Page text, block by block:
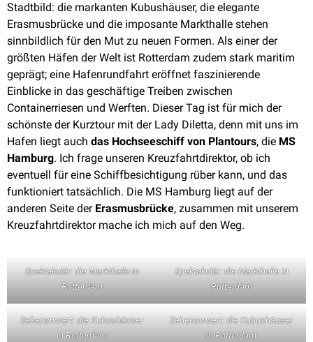
Stadtbild: die markanten Kubushäuser, die elegante
Erasmusbrücke und die imposante Markthalle stehen
sinnbildlich für den Mut zu neuen Formen. Als einer der
größten Häfen der Welt ist Rotterdam zudem stark maritim
geprägt; eine Hafenrundfahrt eröffnet faszinierende
Einblicke in das geschäftige Treiben zwischen
Containerriesen und Werften. Dieser Tag ist für mich der
schönste der Kurztour mit der Lady Diletta, denn mit uns im
Hafen liegt auch das Hochseeschiff von Plantours, die MS
Hamburg. Ich frage unseren Kreuzfahrtdirektor, ob ich
eventuell für eine Schiffbesichtigung rüber kann, und das
funktioniert tatsächlich. Die MS Hamburg liegt auf der
anderen Seite der Erasmusbrücke, zusammen mit unserem
Kreuzfahrtdirektor mache ich mich auf den Weg.
Spektakulär: die Markthalle in
Rotterdam
Spektakulär: die Markthalle in
Rotterdam
Sehenswwert: die Kubushäuser
in Rotterdam
Sehenswwert: die Kubushäuser
in Rotterdam